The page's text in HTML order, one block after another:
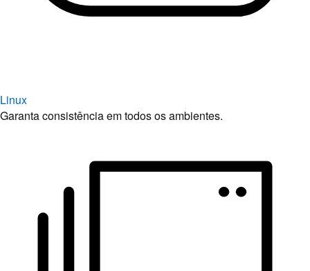
Linux
Garanta consistência em todos os ambientes.